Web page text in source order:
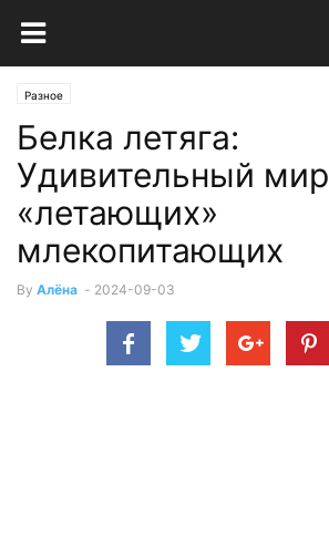
Разное
Белка летяга:
Удивительный мир
«летающих»
млекопитающих
By Алёна - 2024-09-03